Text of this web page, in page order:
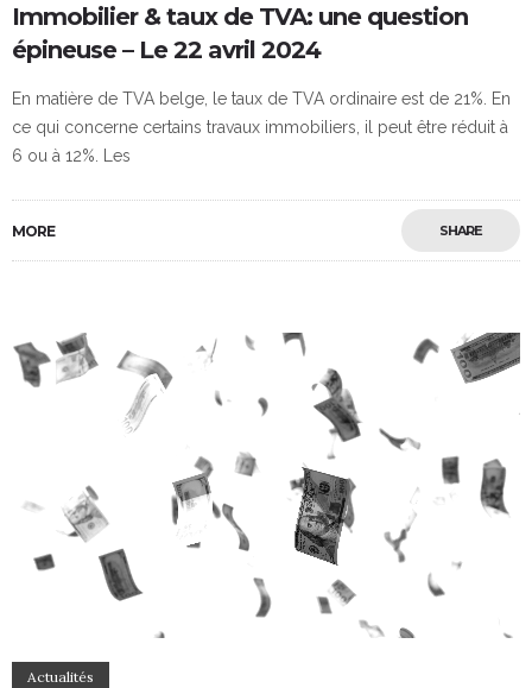
Immobilier & taux de TVA: une question
épineuse – Le 22 avril 2024
En matière de TVA belge, le taux de TVA ordinaire est de 21%. En
ce qui concerne certains travaux immobiliers, il peut être réduit à
6 ou à 12%. Les
MORE SHARE
Actualités